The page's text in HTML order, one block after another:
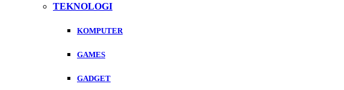
TEKNOLOGI
KOMPUTER
GAMES
GADGET